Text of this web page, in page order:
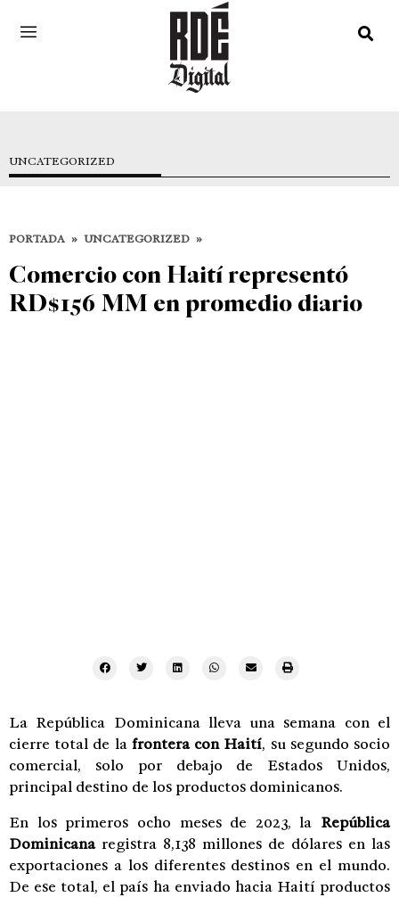
UNCATEGORIZED
PORTADA » UNCATEGORIZED »
Comercio con Haití representó
RD$156 MM en promedio diario
La República Dominicana lleva una semana con el
cierre total de la frontera con Haití, su segundo socio
comercial, solo por debajo de Estados Unidos,
principal destino de los productos dominicanos.
En los primeros ocho meses de 2023, la República
Dominicanaregistra 8,138 millones de dólares en las
exportaciones a los diferentes destinos en el mundo.
De ese total, el país ha enviado hacia Haití productos